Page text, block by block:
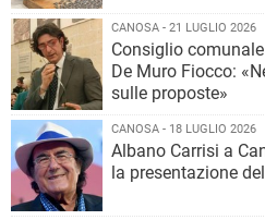
CANOSA - 21 LUGLIO 2026
Consiglio
De Muro Fiocco:
sulle proposte»
CANOSA - 18 LUGLIO 2026
Albano Carrisi a
la presentazione